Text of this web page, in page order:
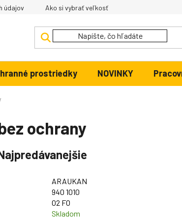
údajov Ako si vybrať veľkosť
prostriedky NOVINKY
ochrany
ARAUKAN
940 1010
O2 FO
Skladom